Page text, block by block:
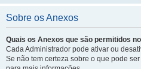
Sobre os Anexos
Quais os Anexos que são permitidos
Cada Administrador pode ativar ou
Se não tem certeza sobre o que pode